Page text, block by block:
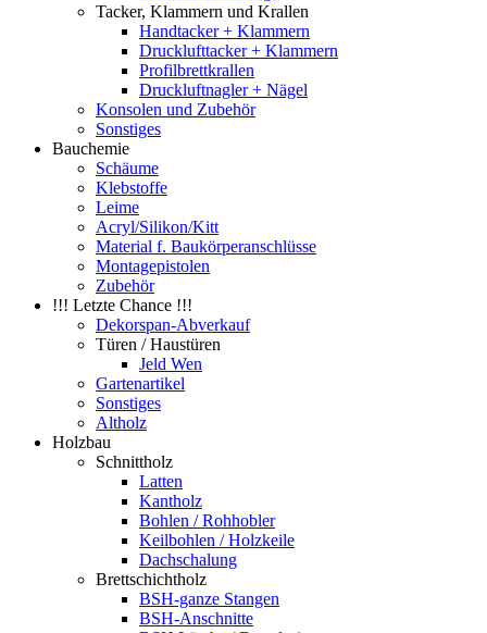
Tacker, Klammern und Krallen
Handtacker + Klammern
Drucklufttacker + Klammern
Profilbrettkrallen
Druckluftnagler + Nägel
Konsolen und Zubehör
Sonstiges
Bauchemie
Schäume
Klebstoffe
Leime
Acryl/Silikon/Kitt
Material f. Baukörperanschlüsse
Montagepistolen
Zubehör
!!! Letzte Chance !!!
Dekorspan-Abverkauf
Türen / Haustüren
Jeld Wen
Gartenartikel
Sonstiges
Altholz
Holzbau
Schnittholz
Latten
Kantholz
Bohlen / Rohhobler
Keilbohlen / Holzkeile
Dachschalung
Brettschichtholz
BSH-ganze Stangen
BSH-Anschnitte